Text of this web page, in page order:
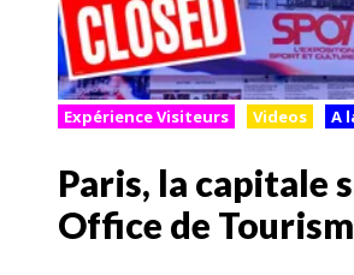
Expérience Visiteurs Videos A
Paris, la capitale
Office de